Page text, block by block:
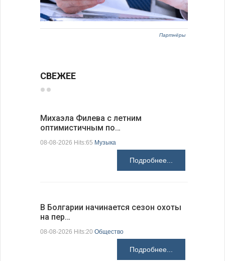
Партнёры
СВЕЖЕЕ
Михаэла Филева с летним
оптимистичным по…
08-08-2026 Hits:65 Музыка
Подробнее...
В Болгарии начинается сезон охоты
на пер…
08-08-2026 Hits:20 Общество
Подробнее...